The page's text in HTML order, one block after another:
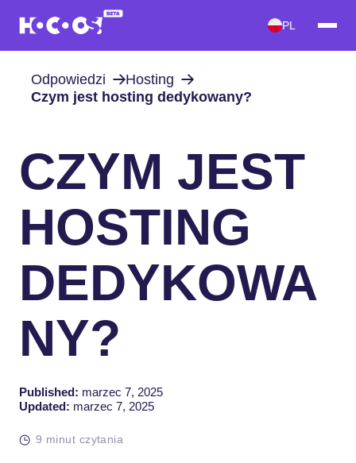
PL
Odpowiedzi
Hosting
Czym jest hosting dedykowany?
CZYM JEST
HOSTING
DEDYKOWA
NY?
Published: marzec 7, 2025
Updated: marzec 7, 2025
9 minut czytania